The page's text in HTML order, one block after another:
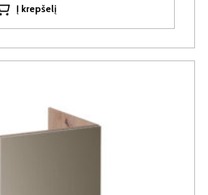
Į krepšelį